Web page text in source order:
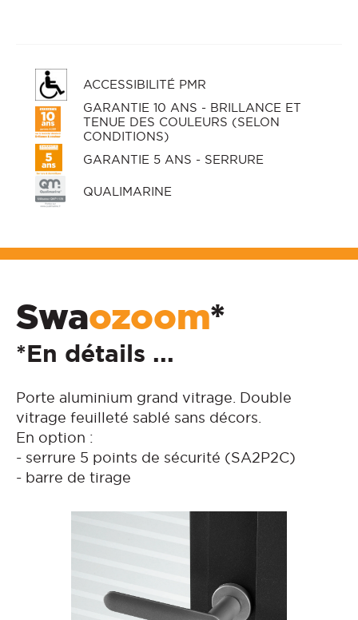
ACCESSIBILITÉ PMR
GARANTIE 10 ANS - BRILLANCE ET
TENUE DES COULEURS (SELON
CONDITIONS)
GARANTIE 5 ANS - SERRURE
QUALIMARINE
Swaozoom*
*En détails ...
Porte aluminium grand vitrage. Double
vitrage feuilleté sablé sans décors.
En option :
- serrure 5 points de sécurité (SA2P2C)
- barre de tirage